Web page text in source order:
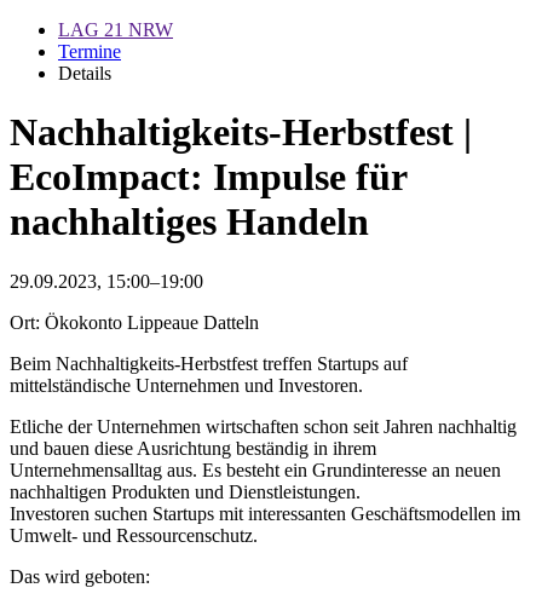
LAG 21 NRW
Termine
Details
Nachhaltigkeits-Herbstfest |
EcoImpact: Impulse für
nachhaltiges Handeln
29.09.2023, 15:00–19:00
Ort: Ökokonto Lippeaue Datteln
Beim Nachhaltigkeits-Herbstfest treffen Startups auf
mittelständische Unternehmen und Investoren.
Etliche der Unternehmen wirtschaften schon seit Jahren nachhaltig
und bauen diese Ausrichtung beständig in ihrem
Unternehmensalltag aus. Es besteht ein Grundinteresse an neuen
nachhaltigen Produkten und Dienstleistungen.
Investoren suchen Startups mit interessanten Geschäftsmodellen im
Umwelt- und Ressourcenschutz.
Das wird geboten: